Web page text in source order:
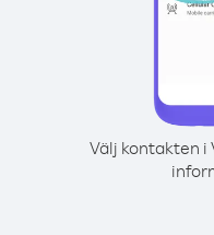
Välj kontakten i